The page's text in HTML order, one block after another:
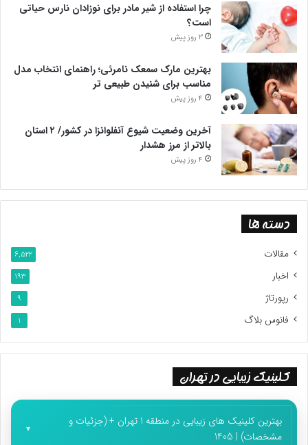
چرا استفاده از شیر مادر برای نوزادان نارس حیاتی
است؟
3 روز پیش
بهترین مارک سمعک نامرئی؛ راهنمای انتخاب مدل
مناسب برای شنیدن طبیعی تر
4 روز پیش
آخرین وضعیت شیوع آنفلوانزا در کشور/ ۲ استان
بالاتر از مرز هشدار
4 روز پیش
دسته ها
مقالات 6,522
اخبار 193
رپورتاژ 9
فانوس بلاگ 1
کلینیک زیبایی در تهران
بهترین کلینیک های زیبایی در منطقه 1 تهران + (جزئیات و
مشخصات) | 1405